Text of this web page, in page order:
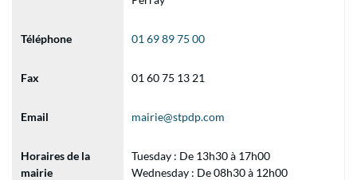
Téléphone 01 69 89 75 00
Fax 01 60 75 13 21
Email mairie@stpdp.com
Horaires de la
mairie
Tuesday : De 13h30 à 17h00
Wednesday : De 08h30 à 12h00